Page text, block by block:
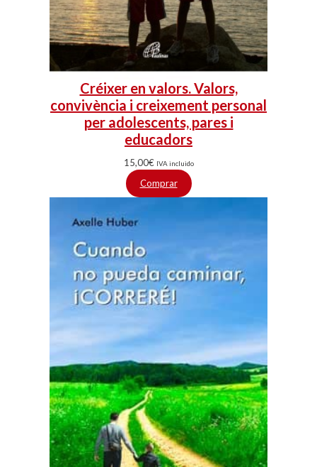
Créixer en valors. Valors,
convivència i creixement personal
per adolescents, pares i
educadors
15,00€ IVA incluido
Comprar